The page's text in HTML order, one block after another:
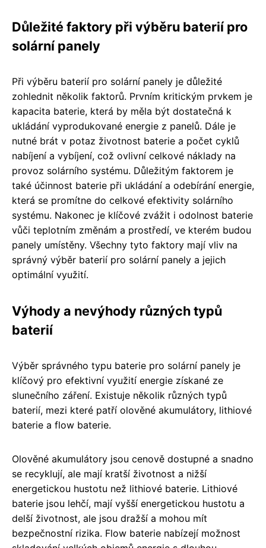
Důležité faktory při výběru baterií pro
solární panely
Při výběru baterií pro solární panely je důležité
zohlednit několik faktorů. Prvním kritickým prvkem je
kapacita baterie, která by měla být dostatečná k
ukládání vyprodukované energie z panelů. Dále je
nutné brát v potaz životnost baterie a počet cyklů
nabíjení a vybíjení, což ovlivní celkové náklady na
provoz solárního systému. Důležitým faktorem je
také účinnost baterie při ukládání a odebírání energie,
která se promítne do celkové efektivity solárního
systému. Nakonec je klíčové zvážit i odolnost baterie
vůči teplotním změnám a prostředí, ve kterém budou
panely umístěny. Všechny tyto faktory mají vliv na
správný výběr baterií pro solární panely a jejich
optimální využití.
Výhody a nevýhody různých typů
baterií
Výběr správného typu baterie pro solární panely je
klíčový pro efektivní využití energie získané ze
slunečního záření. Existuje několik různých typů
baterií, mezi které patří olověné akumulátory, lithiové
baterie a flow baterie.
Olověné akumulátory jsou cenově dostupné a snadno
se recyklují, ale mají kratší životnost a nižší
energetickou hustotu než lithiové baterie. Lithiové
baterie jsou lehčí, mají vyšší energetickou hustotu a
delší životnost, ale jsou dražší a mohou mít
bezpečnostní rizika. Flow baterie nabízejí možnost